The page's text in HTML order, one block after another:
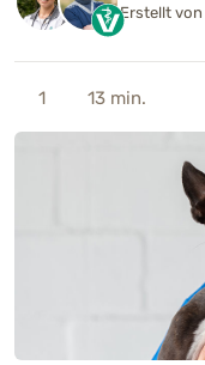
Erstellt von
1 13 min.